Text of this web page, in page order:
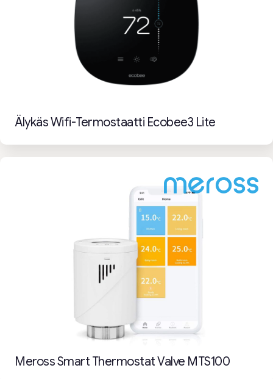
Älykäs Wifi-Termostaatti Ecobee3 Lite
Meross Smart Thermostat Valve MTS100